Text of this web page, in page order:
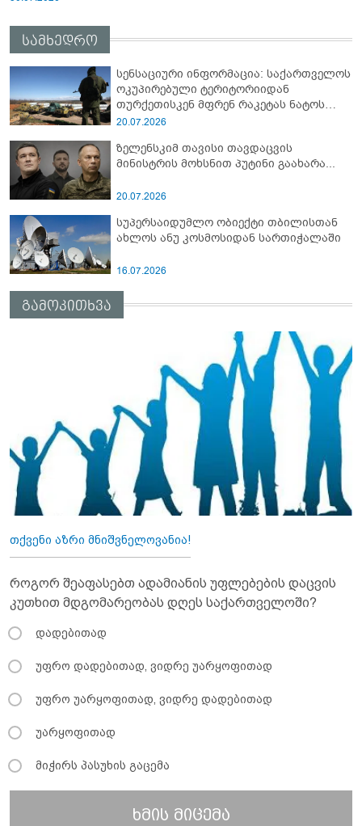
სამხედრო
სენსაციური ინფორმაცია: საქართველოს
ოკუპირებული ტერიტორიიდან
თურქეთისკენ მფრენ რაკეტას ნატოს
სამიტი კინაღამ ჩაუშლია
20.07.2026
ზელენსკიმ თავისი თავდაცვის
მინისტრის მოხსნით პუტინი გაახარა...
20.07.2026
სუპერსაიდუმლო ობიექტი თბილისთან
ახლოს ანუ კოსმოსიდან სართიჭალაში
16.07.2026
გამოკითხვა
თქვენი აზრი მნიშვნელოვანია!
როგორ შეაფასებთ ადამიანის უფლებების დაცვის
კუთხით მდგომარეობას დღეს საქართველოში?
დადებითად
უფრო დადებითად, ვიდრე უარყოფითად
უფრო უარყოფითად, ვიდრე დადებითად
უარყოფითად
მიჭირს პასუხის გაცემა
ხმის მიცემა